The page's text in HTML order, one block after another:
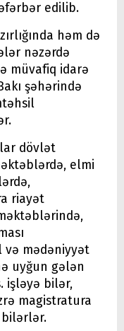
edilib.
həm də
nəzərdə
müvafiq idarə
şəhərində
dövlət
elmi
riayət
və mədəniyyət
uyğun gələn
işləyə bilər,
magistratura
bilərlər.